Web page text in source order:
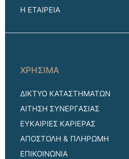
Η ΕΤΑΙΡΕΙΑ
ΧΡΗΣΙΜΑ
ΔΙΚΤΥΟ ΚΑΤΑΣΤΗΜΑΤΩΝ
ΑΙΤΗΣΗ ΣΥΝΕΡΓΑΣΙΑΣ
ΕΥΚΑΙΡΙΕΣ ΚΑΡΙΕΡΑΣ
ΑΠΟΣΤΟΛΗ & ΠΛΗΡΩΜΗ
ΕΠΙΚΟΙΝΩΝΙΑ